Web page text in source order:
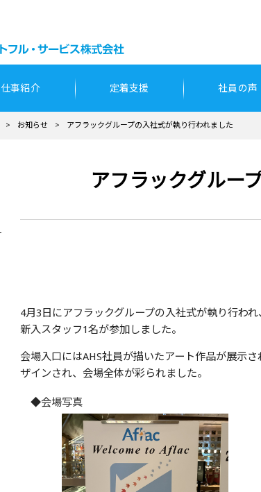
仕事紹介 定着支援 社員の声
> お知らせ > アフラックグループの入社式が執り行われました
アフラックグルー
4月3日にアフラックグループの入社式が執り行わ
新入スタッフ1名が参加しました。
会場入口にはAHS社員が描いたアート作品が展示さ
ザインされ、 会場全体が彩られました。
◆会場写真